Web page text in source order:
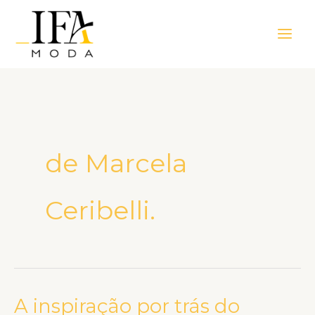
Menu
de Marcela
Ceribelli.
A inspiração por trás do
A